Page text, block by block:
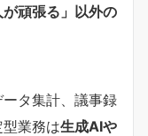
頑張る」以外の
タ集計、議事録
業務は生成AIや